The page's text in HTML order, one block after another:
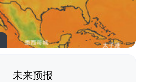
未来预报